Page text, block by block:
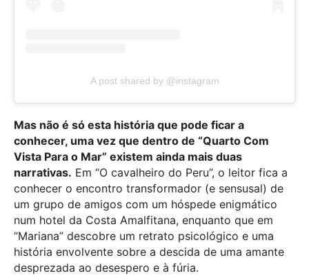
A post shared by @instagram
Mas não é só esta história que pode ficar a
conhecer, uma vez que dentro de “Quarto Com
Vista Para o Mar” existem ainda mais duas
narrativas. Em “O cavalheiro do Peru”, o leitor fica a
conhecer o encontro transformador (e sensusal) de
um grupo de amigos com um hóspede enigmático
num hotel da Costa Amalfitana, enquanto que em
“Mariana” descobre um retrato psicológico e uma
história envolvente sobre a descida de uma amante
desprezada ao desespero e à fúria.